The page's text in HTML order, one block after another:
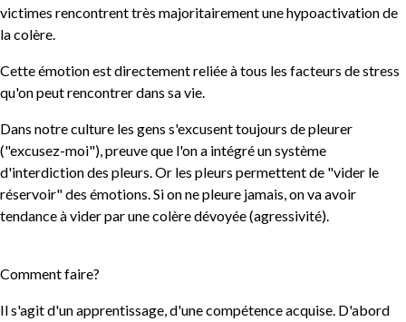
victimes rencontrent très majoritairement une hypoactivation de
la colère.
Cette émotion est directement reliée à tous les facteurs de stress
qu'on peut rencontrer dans sa vie.
Dans notre culture les gens s'excusent toujours de pleurer
("excusez-moi"), preuve que l'on a intégré un système
d'interdiction des pleurs. Or les pleurs permettent de "vider le
réservoir" des émotions. Si on ne pleure jamais, on va avoir
tendance à vider par une colère dévoyée (agressivité).
Comment faire?
Il s'agit d'un apprentissage, d'une compétence acquise. D'abord